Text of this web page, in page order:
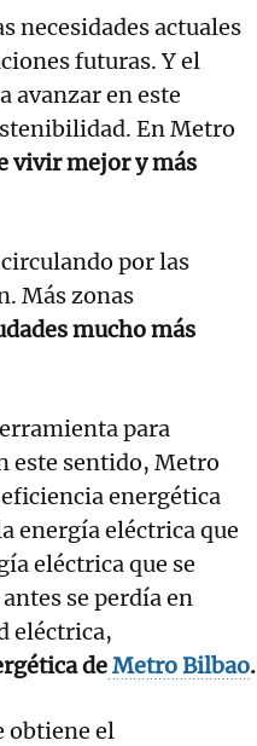
necesidades actuales
futuras. Y el
avanzar en este
En Metro
vivir mejor y más
por las
Más zonas
mucho más
para
este sentido, Metro
energética
energía eléctrica que
eléctrica que se
se perdía en
eléctrica,
deMetro Bilbao.
obtiene el